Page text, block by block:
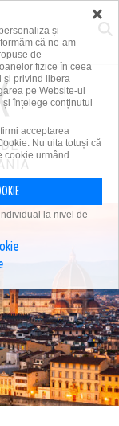
×
și
că ne-am
de
fizice în ceea
și privind libera
pe Website-ul
înțelege conținutul
acceptarea
Nu uita totuși că
cookie urmând
la nivel de